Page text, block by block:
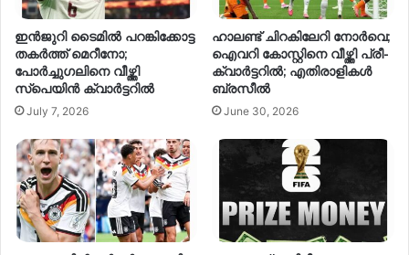
ഇൻജുറി ടൈമിൽ പറങ്കിക്കോട്ട
തകർത്ത് മെറീനോ;
പോർച്ചുഗലിനെ വീഴ്ത്തി
സ്പെയിൻ ക്വാർട്ടറിൽ
July 7, 2026
ഹാലണ്ട് ചിറകിലേറി നോർവെ;
ഐവറി കോസ്റ്റിനെ വീഴ്ത്തി പ്രീ-
ക്വാർട്ടറിൽ; എതിരാളികൾ
ബ്രസീൽ
June 30, 2026